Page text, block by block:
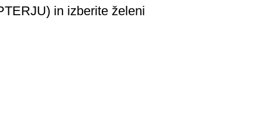
in izberite želeni